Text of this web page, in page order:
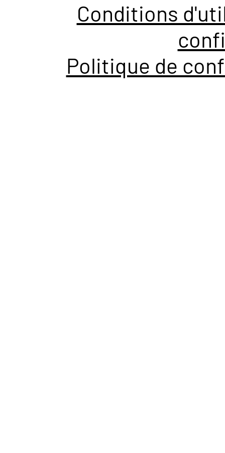
Conditions
Politique de